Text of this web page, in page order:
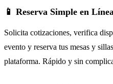
📱 Reserva Simple en Línea
Solicita cotizaciones, verifica
evento y reserva tus mesas y
plataforma. Rápido y sin